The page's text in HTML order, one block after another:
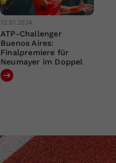
12.01.2024
ATP-Challenger
Buenos Aires:
Finalpremiere für
Neumayer im Doppel